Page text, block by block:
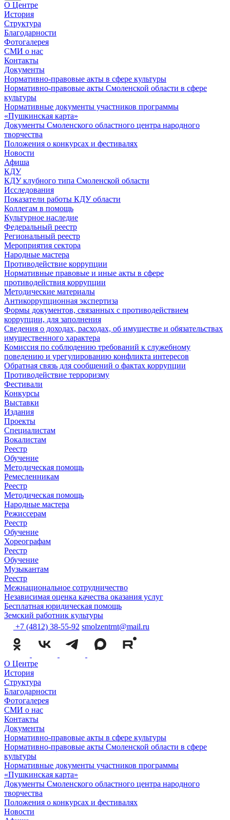
О Центре
История
Структура
Благодарности
Фотогалерея
СМИ о нас
Контакты
Документы
Нормативно-правовые акты в сфере культуры
Нормативно-правовые акты Смоленской области в сфере
культуры
Нормативные документы участников программы
«Пушкинская карта»
Документы Смоленского областного центра народного
творчества
Положения о конкурсах и фестивалях
Новости
Афиша
КДУ
КДУ клубного типа Смоленской области
Исследования
Показатели работы КДУ области
Коллегам в помощь
Культурное наследие
Федеральный реестр
Региональный реестр
Мероприятия сектора
Народные мастера
Противодействие коррупции
Нормативные правовые и иные акты в сфере
противодействия коррупции
Методические материалы
Антикоррупционная экспертиза
Формы документов, связанных с противодействием
коррупции, для заполнения
Сведения о доходах, расходах, об имуществе и обязательствах
имущественного характера
Комиссия по соблюдению требований к служебному
поведению и урегулированию конфликта интересов
Обратная связь для сообщений о фактах коррупции
Противодействие терроризму
Фестивали
Конкурсы
Выставки
Издания
Проекты
Специалистам
Вокалистам
Реестр
Обучение
Методическая помощь
Ремесленникам
Реестр
Методическая помощь
Народные мастера
Режиссерам
Реестр
Обучение
Хореографам
Реестр
Обучение
Музыкантам
Реестр
Межнациональное сотрудничество
Независимая оценка качества оказания услуг
Бесплатная юридическая помощь
Земский работник культуры
+7 (4812) 38-55-92 smolzentrnt@mail.ru
О Центре
История
Структура
Благодарности
Фотогалерея
СМИ о нас
Контакты
Документы
Нормативно-правовые акты в сфере культуры
Нормативно-правовые акты Смоленской области в сфере
культуры
Нормативные документы участников программы
«Пушкинская карта»
Документы Смоленского областного центра народного
творчества
Положения о конкурсах и фестивалях
Новости